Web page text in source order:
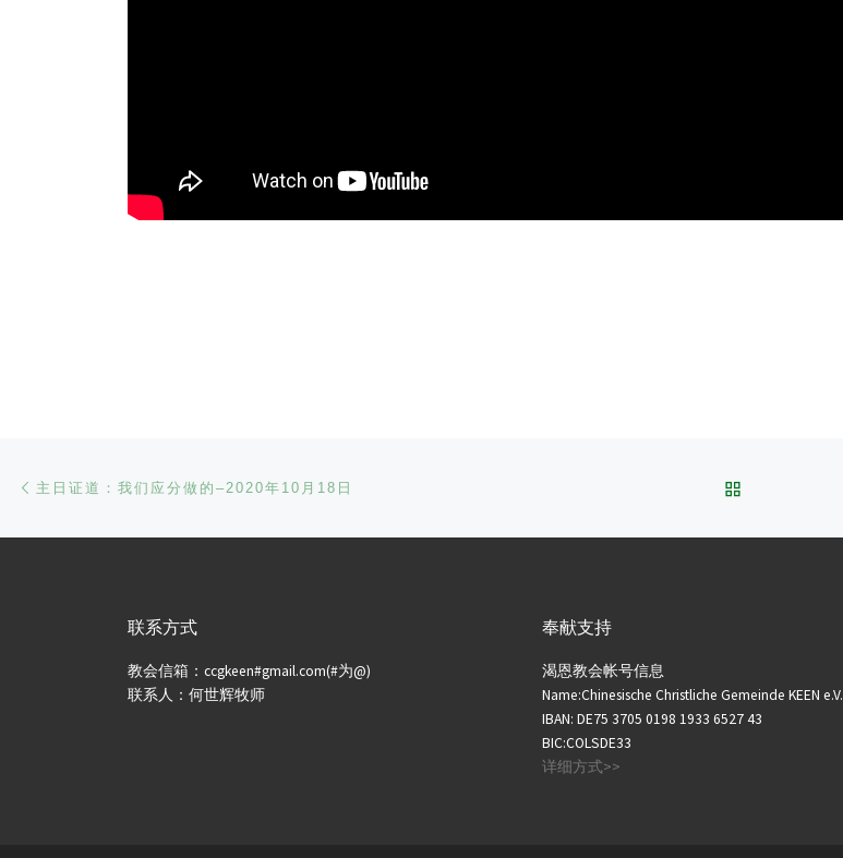
文章导航
主日证道：我们应分做的–2020年10月18日
联系方式
教会信箱：ccgkeen#gmail.com(#为@)
联系人：何世辉牧师
奉献支持
渴恩教会帐号信息
Name:Chinesische Christliche Gemeinde KEEN e.V.
IBAN: DE75 3705 0198 1933 6527 43
BIC:COLSDE33
详细方式>>